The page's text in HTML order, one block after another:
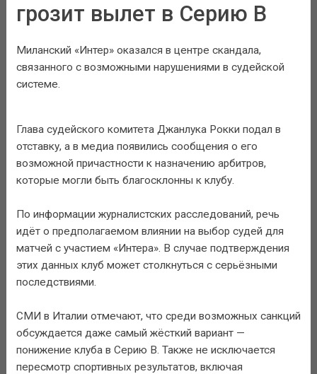
грозит вылет в Серию B
Миланский «Интер» оказался в центре скандала,
связанного с возможными нарушениями в судейской
системе.
Глава судейского комитета Джанлука Рокки подал в
отставку, а в медиа появились сообщения о его
возможной причастности к назначению арбитров,
которые могли быть благосклонны к клубу.
По информации журналистских расследований, речь
идёт о предполагаемом влиянии на выбор судей для
матчей с участием «Интера». В случае подтверждения
этих данных клуб может столкнуться с серьёзными
последствиями.
СМИ в Италии отмечают, что среди возможных санкций
обсуждается даже самый жёсткий вариант —
понижение клуба в Серию B. Также не исключается
пересмотр спортивных результатов, включая